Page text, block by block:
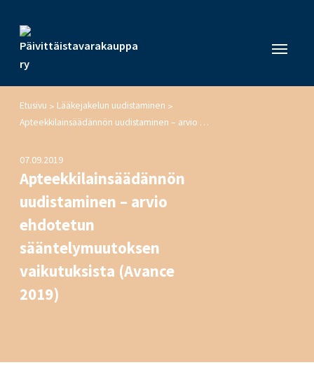
Etusivu > Lääkejakelun uudistaminen >
Apteekkilainsäädännön uudistaminen – arvio ehdotetun sääntelymuutoksen vaikutuksista (Avance 2019)
07.09.2019
Apteekkilainsäädännön
uudistaminen – arvio
ehdotetun
sääntelymuutoksen
vaikutuksista (Avance
2019)